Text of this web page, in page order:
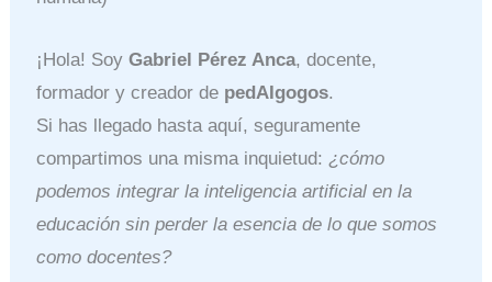
¡Hola! SoyGabriel Pérez Anca, docente,
formador y creador de pedAIgogos.
Si has llegado hasta aquí, seguramente
compartimos una misma inquietud:¿cómo
podemos integrar la inteligencia artificial en la
educación sin perder la esencia de lo que somos
como docentes?